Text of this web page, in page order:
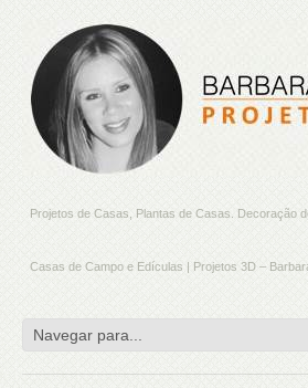
Projetos de Casas, Plantas de Casas. Decoração
Casas de Campo e Edículas | Projetos 3D –